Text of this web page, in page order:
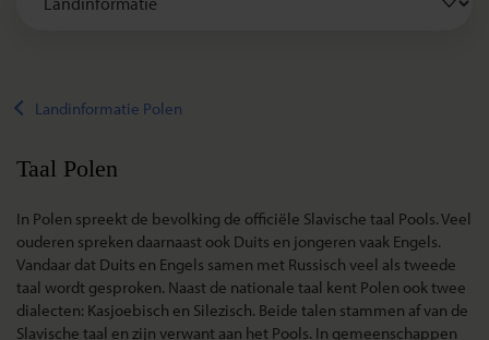
Landinformatie Polen
Taal Polen
In Polen spreekt de bevolking de officiële Slavische taal Pools. Veel
ouderen spreken daarnaast ook Duits en jongeren vaak Engels.
Vandaar dat Duits en Engels samen met Russisch veel als tweede
taal wordt gesproken. Naast de nationale taal kent Polen ook twee
dialecten: Kasjoebisch en Silezisch. Beide talen stammen af van de
Slavische taal en zijn verwant aan het Pools. In gemeenschappen